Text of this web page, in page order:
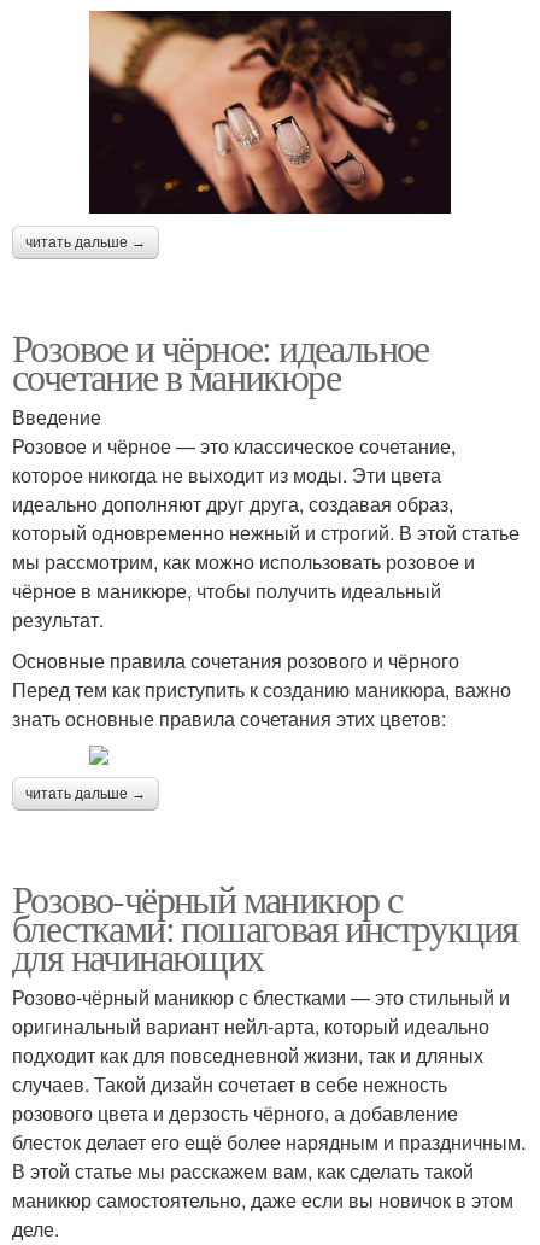
читать дальше →
Розовое и чёрное: идеальное
сочетание в маникюре
Введение
Розовое и чёрное — это классическое сочетание,
которое никогда не выходит из моды. Эти цвета
идеально дополняют друг друга, создавая образ,
который одновременно нежный и строгий. В этой статье
мы рассмотрим, как можно использовать розовое и
чёрное в маникюре, чтобы получить идеальный
результат.
Основные правила сочетания розового и чёрного
Перед тем как приступить к созданию маникюра, важно
знать основные правила сочетания этих цветов:
читать дальше →
Розово-чёрный маникюр с
блестками: пошаговая инструкция
для начинающих
Розово-чёрный маникюр с блестками — это стильный и
оригинальный вариант нейл-арта, который идеально
подходит как для повседневной жизни, так и дляных
случаев. Такой дизайн сочетает в себе нежность
розового цвета и дерзость чёрного, а добавление
блесток делает его ещё более нарядным и праздничным.
В этой статье мы расскажем вам, как сделать такой
маникюр самостоятельно, даже если вы новичок в этом
деле.